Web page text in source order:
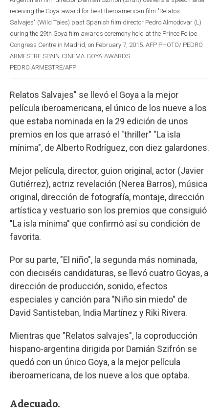
receiving the Goya award for best Iberoamerican film "Relatos
Salvajes" (Wild Tales) past Spanish film director Pedro Almodovar (L)
during the 29th Goya film awards ceremony held at the Prince Felipe
Congress Centre in Madrid, on February 7, 2015. AFP PHOTO/ PEDRO
ARMESTRE SPAIN-CINEMA-GOYA-AWARDS
PEDRO ARMESTRE/AFP
Relatos Salvajes" se llevó el Goya a la mejor
película iberoamericana, el único de los nueve a los
que estaba nominada en la 29 edición de unos
premios en los que arrasó el "thriller" "La isla
mínima", de Alberto Rodríguez, con diez galardones.
Mejor película, director, guion original, actor (Javier
Gutiérrez), actriz revelación (Nerea Barros), música
original, dirección de fotografía, montaje, dirección
artística y vestuario son los premios que consiguió
"La isla mínima" que confirmó así su condición de
favorita.
Por su parte, "El niño", la segunda más nominada,
con dieciséis candidaturas, se llevó cuatro Goyas, a
dirección de producción, sonido, efectos
especiales y canción para "Niño sin miedo" de
David Santisteban, India Martínez y Riki Rivera.
Mientras que "Relatos salvajes", la coproducción
hispano-argentina dirigida por Damián Szifrón se
quedó con un único Goya, a la mejor película
iberoamericana, de los nueve a los que optaba.
Adecuado.